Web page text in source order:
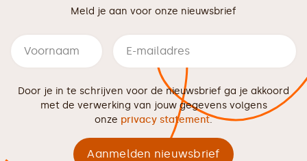
Meld je aan voor onze nieuwsbrief
Door je in te schrijven voor de nieuwsbrief ga je akkoord
met de verwerking van jouw gegevens volgens
onze privacy statement.